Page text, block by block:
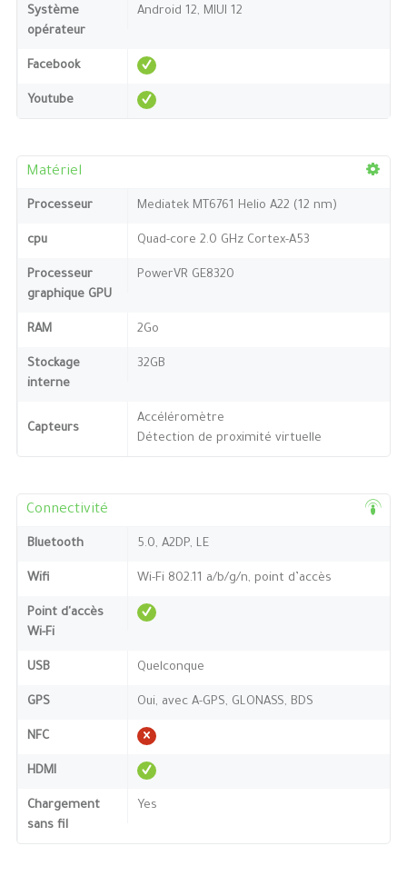
Système
opérateur
Android 12, MIUI 12
Facebook
Youtube
Matériel
Processeur Mediatek MT6761 Helio A22 (12 nm)
cpu Quad-core 2.0 GHz Cortex-A53
Processeur
graphique GPU
PowerVR GE8320
RAM 2Go
Stockage
interne
32GB
Capteurs
Accéléromètre
Détection de proximité virtuelle
Connectivité
Bluetooth 5.0, A2DP, LE
Wifi Wi-Fi 802.11 a/b/g/n, point d’accès
Point d'accès
Wi-Fi
USB Quelconque
GPS Oui, avec A-GPS, GLONASS, BDS
NFC
HDMI
Chargement
sans fil
Yes